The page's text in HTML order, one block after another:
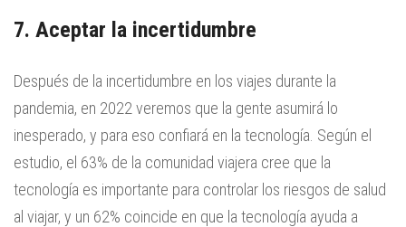
7. Aceptar la incertidumbre
Después de la incertidumbre en los viajes durante la
pandemia, en 2022 veremos que la gente asumirá lo
inesperado, y para eso confiará en la tecnología. Según el
estudio, el 63% de la comunidad viajera cree que la
tecnología es importante para controlar los riesgos de salud
al viajar, y un 62% coincide en que la tecnología ayuda a